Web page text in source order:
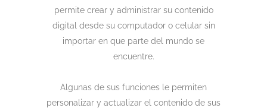
permite crear y administrar su contenido
digital desde su computador o celular sin
importar en que parte del mundo se
encuentre.
Algunas de sus funciones le permiten
personalizar y actualizar el contenido de sus